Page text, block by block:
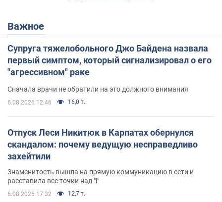
Важное
Супруга тяжелобольного Джо Байдена назвала
первый симптом, который сигнализировал о его
"агрессивном" раке
Сначала врачи не обратили на это должного внимания
6.08.2026 12:46 16,0 т.
Отпуск Леси Никитюк в Карпатах обернулся
скандалом: почему ведущую несправедливо
захейтили
Знаменитость вышла на прямую коммуникацию в сети и
расставила все точки над "i"
6.08.2026 17:32 12,7 т.